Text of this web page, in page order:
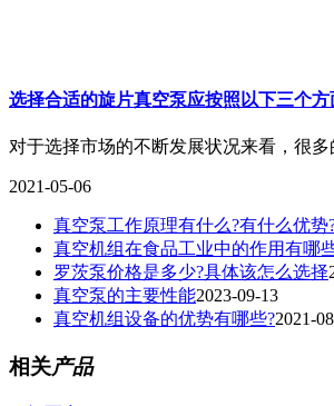
选择合适的旋片真空泵应按照以下三个方
对于选择市场的不断发展状况来看，很
2021-05-06
真空泵工作原理有什么?有什么优势
真空机组在食品工业中的作用有哪
罗茨泵价格是多少?具体该怎么选择
真空泵的主要性能2023-09-13
真空机组设备的优势有哪些?2021-
相关产品